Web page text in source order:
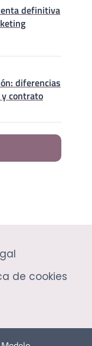
definitiva
diferencias
contrato
de cookies